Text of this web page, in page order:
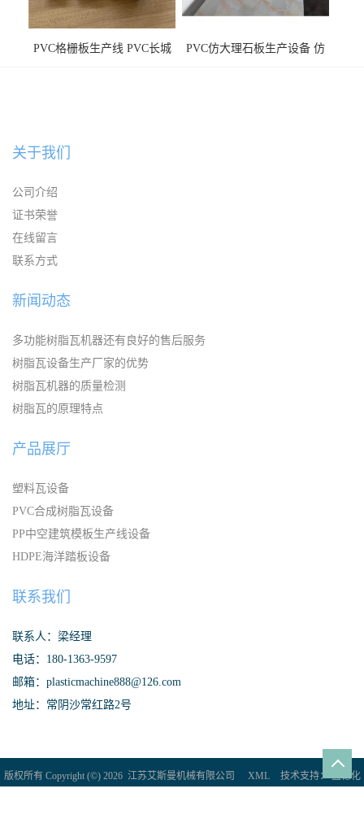
PVC格栅板生产线 PVC长城
PVC仿大理石板生产设备 仿
关于我们
公司介绍
证书荣誉
在线留言
联系方式
新闻动态
多功能树脂瓦机器还有良好的售后服务
树脂瓦设备生产厂家的优势
树脂瓦机器的质量检测
树脂瓦的原理特点
产品展厅
塑料瓦设备
PVC合成树脂瓦设备
PP中空建筑模板生产线设备
HDPE海洋踏板设备
联系我们
联系人：梁经理
电话：180-1363-9597
邮箱：plasticmachine888@126.com
地址：常阴沙常红路2号
版权所有 Copyright (©) 2026 江苏艾斯曼机械有限公司 XML 技术支持：盖德化